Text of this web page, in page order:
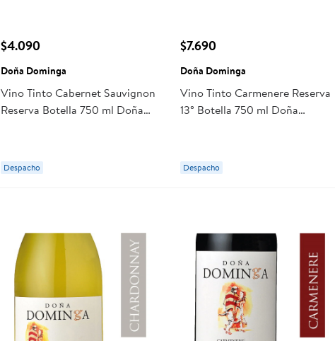
$4.090
Doña Dominga
Vino Tinto Cabernet Sauvignon
Reserva Botella 750 ml Doña
Despacho
$7.690
Doña Dominga
Vino Tinto Carmenere Reserva
13° Botella 750 ml Doña
Despacho